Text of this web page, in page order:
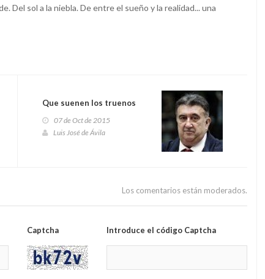
Del sol a la niebla. De entre el sueño y la realidad... una
Que suenen los truenos
07 de Oct de 2015
Luis José de Ávila
Los comentarios están moderados.
Captcha Introduce el código Captcha